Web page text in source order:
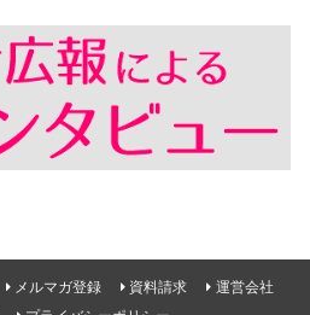
メルマガ登録 資料請求
運営会社